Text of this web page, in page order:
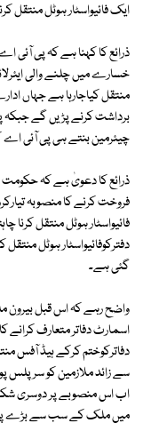
ایک فائیواسٹار ہوٹل منتقل
ذرائع کا کہنا ہے کہ پی
خسارے میں چلنے والی
منتقل کیاجارہا ہے جہاں
برداشت کرنے پڑیں گے جبکہ
چیئرمین بنتے ہی پی آئی اے
ذرائع کا دعویٰ ہے کہ
فروخت کرنے کا منصوبہ
فائیواسٹار ہوٹل منتقل
دفترکوفائیواسٹار ہوٹل
گئی ہے۔
واضح رہے کہ اس قبل بیرون
اسمارٹ دفاتر متعارف کرانے
دفاترکوختم کرکے ہیڈ آفس
سے زائد ملازمین کو سرپلس
اب اس منصوبے پر دوسری
میں ملک کے سب سے بڑے